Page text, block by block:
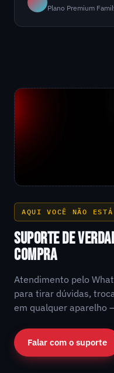
Plano Premium
AQUI VOCÊ NÃO
SUPORTE DE
COMPRA
Atendimento pelo
para tirar dúvidas,
em qualquer aparelho
Falar com o suporte